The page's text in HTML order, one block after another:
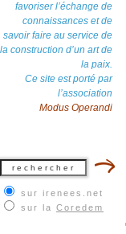
favoriser l’échange de
connaissances et de
savoir faire au service de
la construction d’un art de
la paix.
Ce site est porté par
l’association
Modus Operandi
sur irenees.net
sur la Coredem